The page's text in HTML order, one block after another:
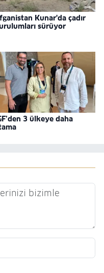
Kunar'da çadır
sürüyor
3 ülkeye daha